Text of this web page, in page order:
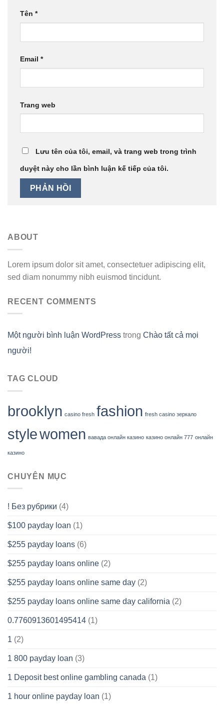
Tên *
Email *
Trang web
Lưu tên của tôi, email, và trang web trong trình
duyệt này cho lần bình luận kế tiếp của tôi.
ABOUT
Lorem ipsum dolor sit amet, consectetuer adipiscing elit,
sed diam nonummy nibh euismod tincidunt.
RECENT COMMENTS
Một người bình luận WordPress trong Chào tất cả mọi
người!
TAG CLOUD
brooklyn casino fresh fashion fresh casino зеркало
stylewomen вавада онлайн казино казино онлайн 777 онлайн
казино
CHUYÊN MỤC
! Без рубрики (4)
$100 payday loan (1)
$255 payday loans (6)
$255 payday loans online (2)
$255 payday loans online same day (2)
$255 payday loans online same day california (2)
0.7760913601495414 (1)
1 (2)
1 800 payday loan (3)
1 Deposit best online gambling canada (1)
1 hour online payday loan (1)